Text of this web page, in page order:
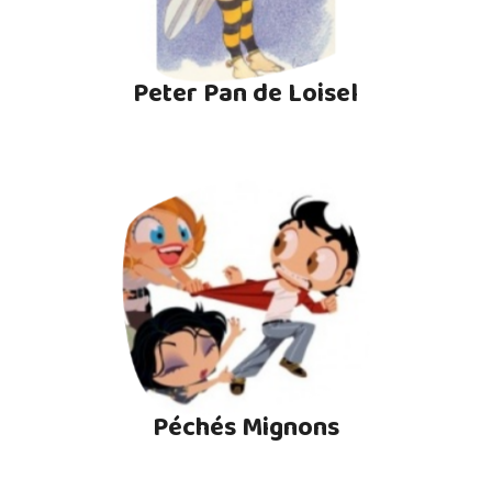
Peter Pan de Loisel
Péchés Mignons